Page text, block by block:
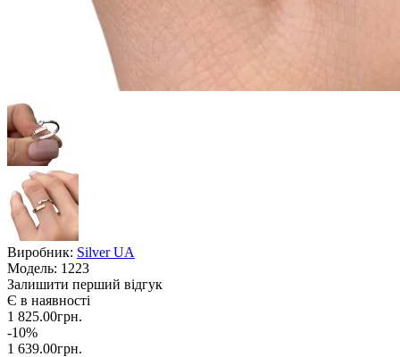
Виробник: Silver UA
Модель: 1223
Залишити перший відгук
Є в наявності
1 825.00грн.
-10%
1 639.00грн.